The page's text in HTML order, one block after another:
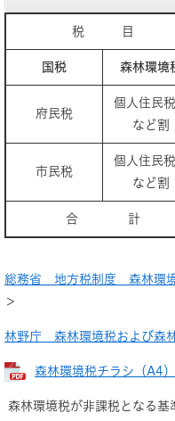
税 目
国税 森林環境
府民税
個人住民
など割
市民税
個人住民
など割
合 計
総務省 地方税制度 森林環
＞
林野庁 森林環境税および森
森林環境税チラシ（A4
森林環境税が非課税となる